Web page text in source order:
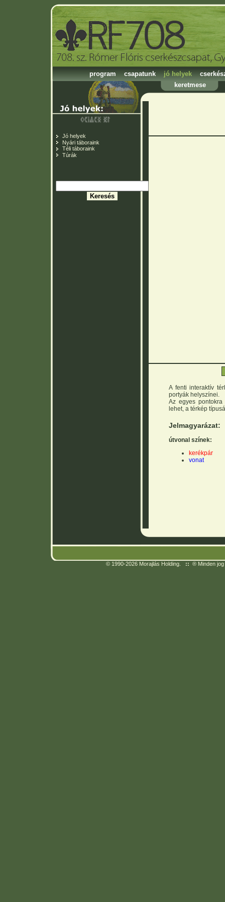
program csapatunk jó helyek
keretmese
Jó helyek
Nyári táboraink
Téli táboraink
Túrák
A fenti interaktív
portyák helyszínei.
Az egyes pontokra
lehet, a térkép
Jelmagyarázat:
útvonal színek:
kerékpár
vonat
© 1990-2026 Morajlás Holding. :: ® Minden